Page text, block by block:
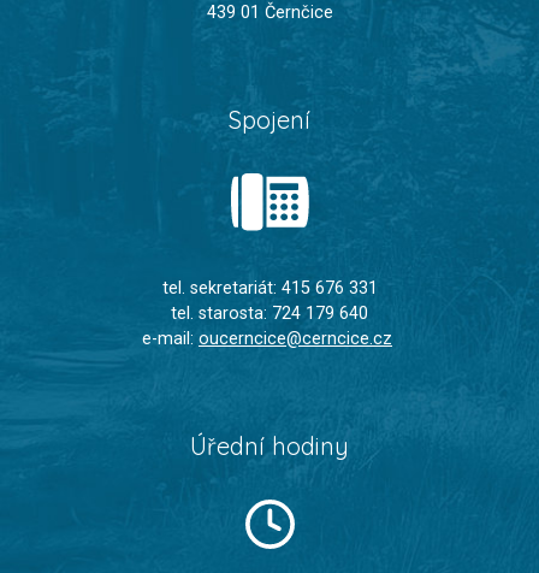
439 01 Černčice
Spojení
tel. sekretariát: 415 676 331
tel. starosta: 724 179 640
e-mail: oucerncice@cerncice.cz
Úřední hodiny